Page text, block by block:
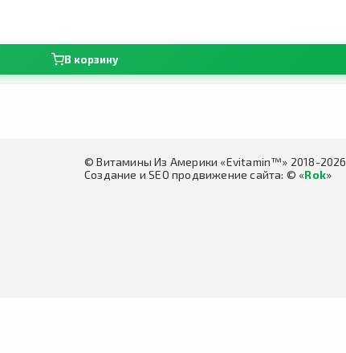
В корзину
© Витамины Из Америки «Evitamin™» 2018-2026
Создание и SEO продвижение сайта: © «Rok»